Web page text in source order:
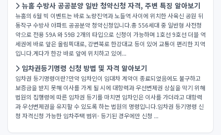
뉴홈 수방사 공공분양 일반 청약신청 자격, 주변 특징 알아보기
뉴홈의 6월 빅 이벤트는 바로 노량진역과 노들역 사이에 위치한 사육신 공원 뒤
동작구 수방사 아파트 공공분약 청약신청입니다.총 556세대 중 일반형 사전청
약으로 전용 59A 와 59B 2개의 타입으로 신청이 가능하며 1호선 9호선 더블 역
세권에 바로 앞은 올림픽대로, 강변북로 한강대교 등이 있어 교통이 편리한 지역
입니다.게다가 한강 바로 앞에 위치하고 있어...
임차권등기명령 신청 방법 및 자격 알아보기
임차권 등기명령이란?만약 임차인이 임대차 계약이 종료되었음에도 불구하고
보증금을 받지 못해 이사를 가게 될 시에 대항력과 우선변제권 상실을 막기 위해
법원의 집행령에 따른 임차권 등기를 마치면 임차인은 이사를 가더라고 대항력
과 우선변제권을 유지​할 수 있도록 하는 법원의 명령입니다.임차권 등기명령 신
청 자격신청 가능한 임차주택 범위- 등기된 경우에만 신청 ...